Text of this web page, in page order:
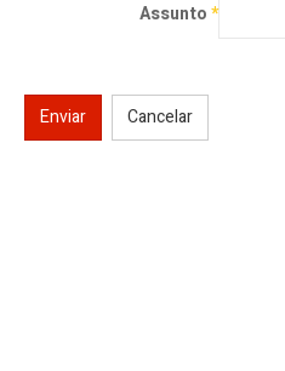
Assunto*
Enviar Cancelar